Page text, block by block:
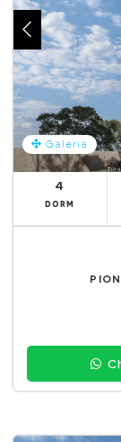
Galeria
4
DORM